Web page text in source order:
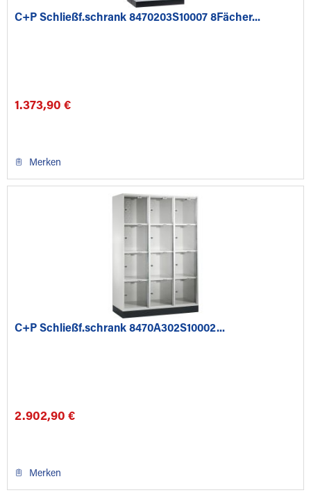
C+P Schließf.schrank 8470203S10007 8Fächer...
1.373,90 €
Merken
C+P Schließf.schrank 8470A302S10002...
2.902,90 €
Merken